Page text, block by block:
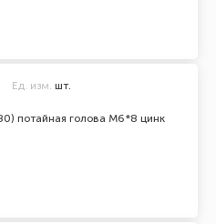
потайная голова М6*8 цинк
Ед. изм. шт.